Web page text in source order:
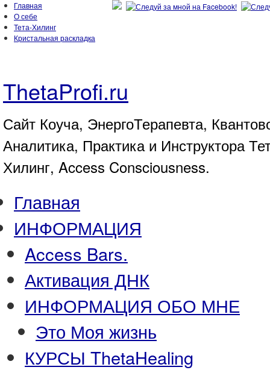
Главная
О себе
Тета-Хилинг
Кристальная раскладка
ThetaProfi.ru
Сайт Коуча, ЭнергоТерапевта,
Аналитика, Практика и Инструктора
Хилинг, Access Consciousness.
Главная
ИНФОРМАЦИЯ
Access Bars.
Активация ДНК
ИНФОРМАЦИЯ ОБО МНЕ
Это Моя жизнь
КУРСЫ ThetaHealing